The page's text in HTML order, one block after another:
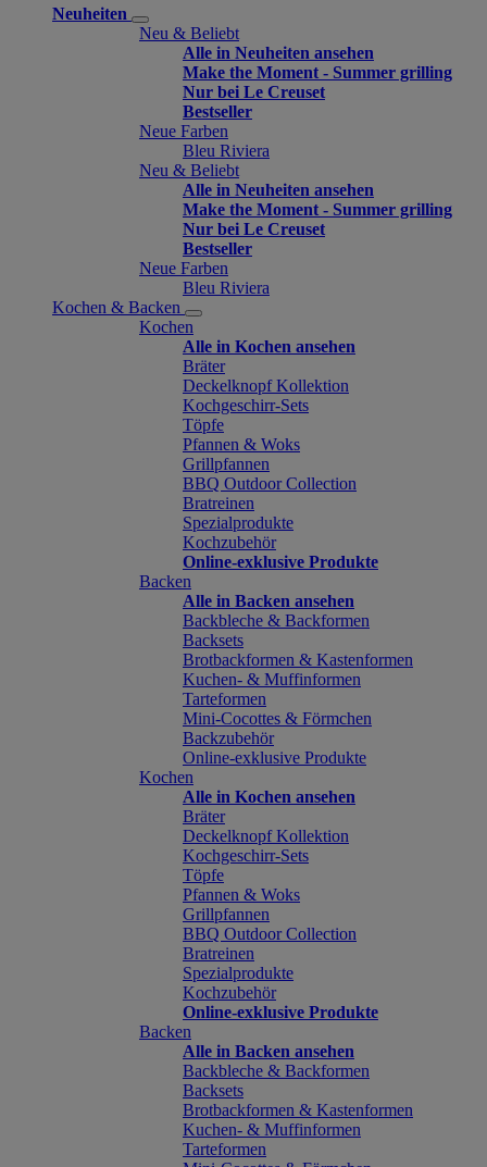
Neuheiten
Neu & Beliebt
Alle in Neuheiten ansehen
Make the Moment - Summer grilling
Nur bei Le Creuset
Bestseller
Neue Farben
Bleu Riviera
Neu & Beliebt
Alle in Neuheiten ansehen
Make the Moment - Summer grilling
Nur bei Le Creuset
Bestseller
Neue Farben
Bleu Riviera
Kochen & Backen
Kochen
Alle in Kochen ansehen
Bräter
Deckelknopf Kollektion
Kochgeschirr-Sets
Töpfe
Pfannen & Woks
Grillpfannen
BBQ Outdoor Collection
Bratreinen
Spezialprodukte
Kochzubehör
Online-exklusive Produkte
Backen
Alle in Backen ansehen
Backbleche & Backformen
Backsets
Brotbackformen & Kastenformen
Kuchen- & Muffinformen
Tarteformen
Mini-Cocottes & Förmchen
Backzubehör
Online-exklusive Produkte
Kochen
Alle in Kochen ansehen
Bräter
Deckelknopf Kollektion
Kochgeschirr-Sets
Töpfe
Pfannen & Woks
Grillpfannen
BBQ Outdoor Collection
Bratreinen
Spezialprodukte
Kochzubehör
Online-exklusive Produkte
Backen
Alle in Backen ansehen
Backbleche & Backformen
Backsets
Brotbackformen & Kastenformen
Kuchen- & Muffinformen
Tarteformen